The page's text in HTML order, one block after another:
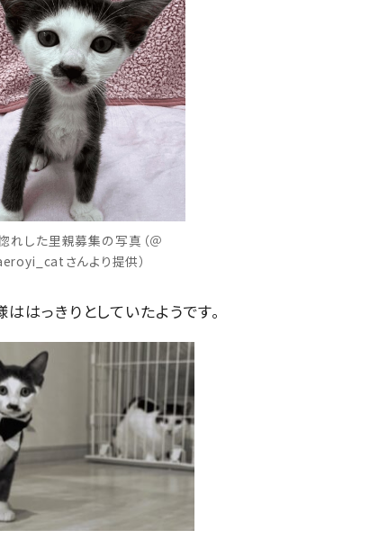
れした里親募集の写真（＠
さんより提供）
はっきりとしていたようです。